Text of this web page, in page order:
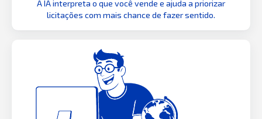
A IA interpreta o que você vende e ajuda a priorizar
licitações com mais chance de fazer sentido.